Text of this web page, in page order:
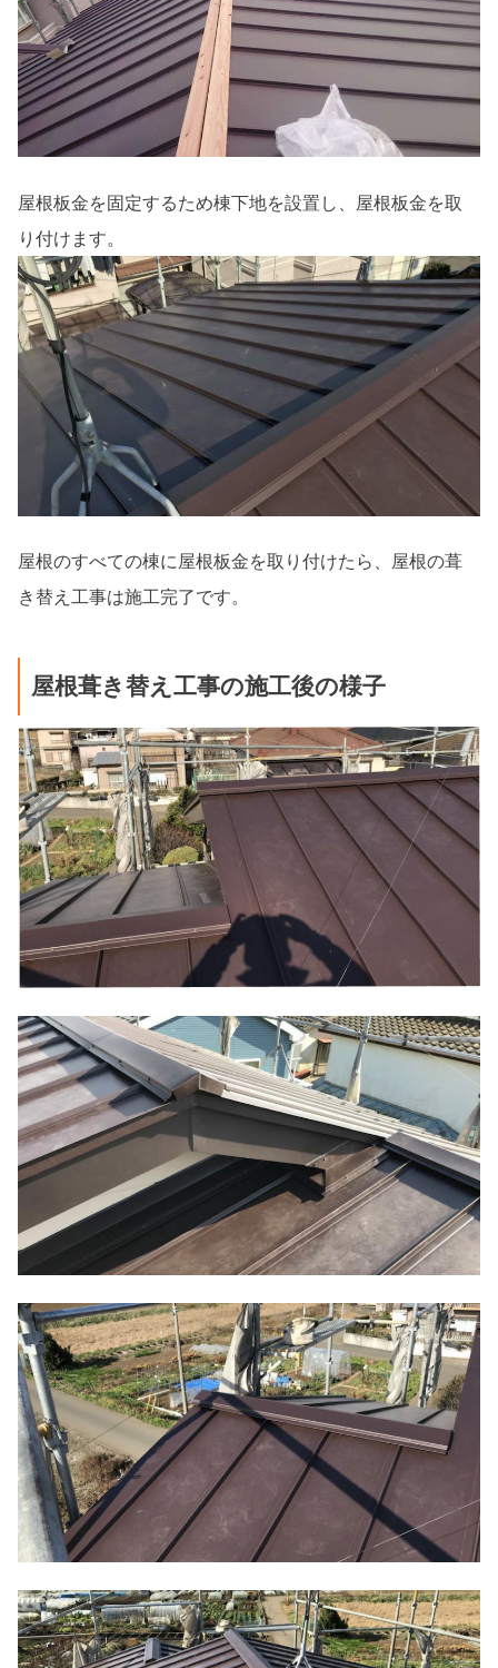
屋根板金を固定するため棟下地を設置し、屋根板金を取
り付けます。
屋根のすべての棟に屋根板金を取り付けたら、屋根の葺
き替え工事は施工完了です。
屋根葺き替え工事の施工後の様子